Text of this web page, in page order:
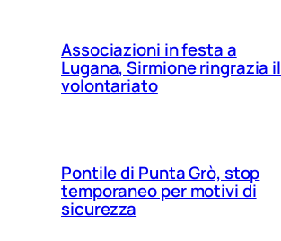
Associazioni in festa a
Lugana, Sirmione ringrazia il
volontariato
Pontile di Punta Grò, stop
temporaneo per motivi di
sicurezza